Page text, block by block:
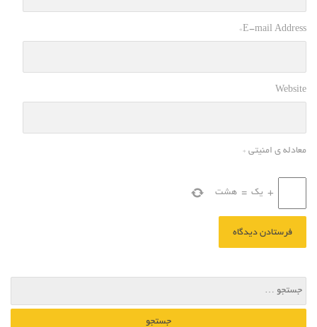
E-mail Address
*
Website
معادله ی امنیتی *
+ یک = هشت